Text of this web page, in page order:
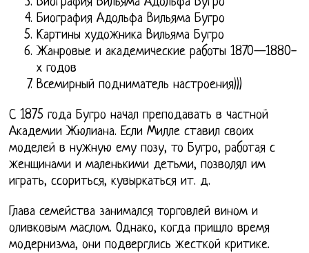
Биография Адольфа Вильяма Бугро
Картины художника Вильяма Бугро
Жанровые и академические работы 1870—1880-
х годов
Всемирный подниматель настроения)))
С 1875 года Бугро начал преподавать в частной
Академии Жюлиана. Если Милле ставил своих
моделей в нужную ему позу, то Бугро, работая с
женщинами и маленькими детьми, позволял им
играть, ссориться, кувыркаться ит. д.
Глава семейства занимался торговлей вином и
оливковым маслом. Однако, когда пришло время
модернизма, они подверглись жесткой критике.